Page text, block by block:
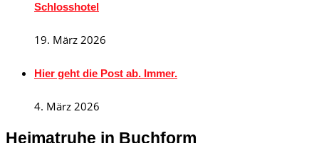
Schlosshotel
19. März 2026
Hier geht die Post ab. Immer.
4. März 2026
Heimatruhe in Buchform